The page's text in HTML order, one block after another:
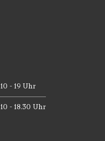
10 - 19 Uhr
10 - 18.30 Uhr